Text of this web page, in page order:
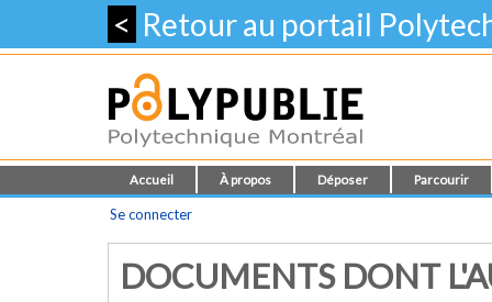
< Retour au portail
Accueil À propos Déposer Parcourir
Se connecter
DOCUMENTS DONT